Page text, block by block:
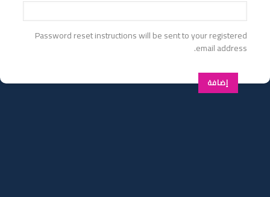
Password reset instructions will be sent to your registered
email address.